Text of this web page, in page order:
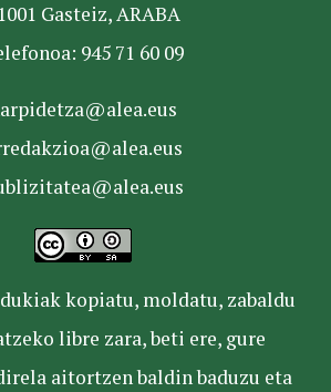
Gasteiz, ARABA
945 71 60 09
kopiatu, moldatu, zabaldu
libre zara, beti ere, gure
aitortzen baldin baduzu eta